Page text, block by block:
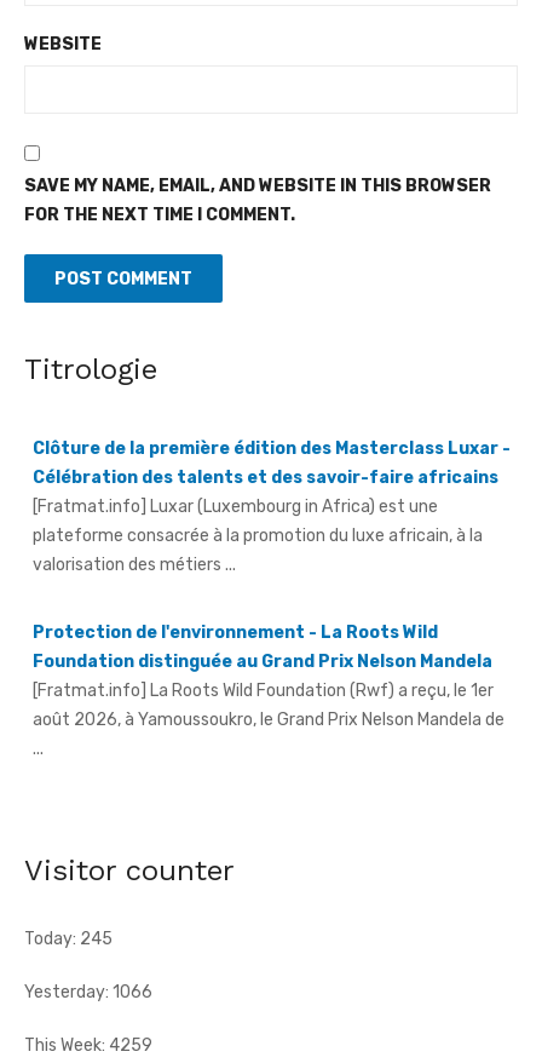
WEBSITE
SAVE MY NAME, EMAIL, AND WEBSITE IN THIS BROWSER
FOR THE NEXT TIME I COMMENT.
Titrologie
Célébration des talents et des savoir-faire africains
[Fratmat.info] Luxar (Luxembourg in Africa) est une
plateforme consacrée à la promotion du luxe africain, à la
valorisation des métiers ...
Foundation distinguée au Grand Prix Nelson Mandela
[Fratmat.info] La Roots Wild Foundation (Rwf) a reçu, le 1er
août 2026, à Yamoussoukro, le Grand Prix Nelson Mandela de
...
africain et la capacité d'adaptation du technicien français
Visitor counter
Today: 245
Yesterday: 1066
This Week: 4259